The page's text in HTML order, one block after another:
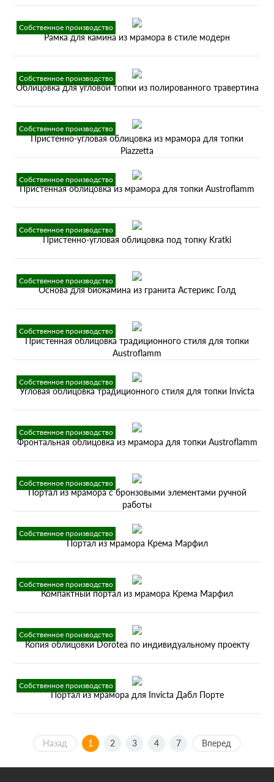
Собственное производство
Рамка для камина из мрамора в стиле модерн
Собственное производство
Облицовка для угловой топки из полированного травертина
Собственное производство
Пристенно-угловая облицовка из мрамора для топки
Piazzetta
Собственное производство
Пристенная облицовка из мрамора для топки Austroflamm
Собственное производство
Пристенно-угловая облицовка под топку Kratki
Собственное производство
Основа для биокамина из гранита Астерикс Голд
Собственное производство
Пристенная облицовка традиционного стиля для топки
Austroflamm
Собственное производство
Угловая облицовка традиционного стиля для топки Invicta
Собственное производство
Фронтальная облицовка из мрамора для топки Austroflamm
Собственное производство
Портал из мрамора с бронзовыми элементами ручной
работы
Собственное производство
Портал из мрамора Крема Марфил
Собственное производство
Компактный портал из мрамора Крема Марфил
Собственное производство
Копия облицовки Dorotea по индивидуальному проекту
Собственное производство
Портал из мрамора для Invicta Дабл Порте
Назад 1 2 3 4 7 Вперед